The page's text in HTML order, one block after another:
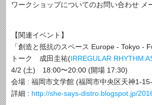
ワークショップについてのお問い合わせ メ
【関連イベント】
「創造と抵抗のスペース Europe - Tokyo -
トーク 成田圭祐(IRREGULAR RHYTHM
4/2 (土) 18:00〜20:00 (開場 17:30)
会場 : 福岡市文学館 (福岡市中央区天神1-
詳細 : http://she-says-distro.blogspot.jp/